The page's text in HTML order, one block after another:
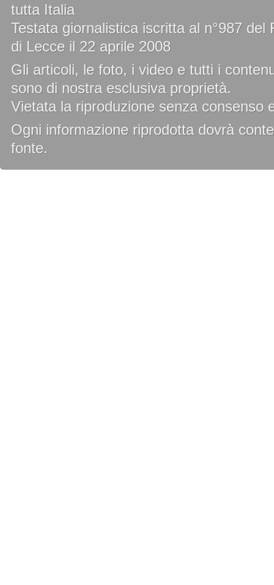
tutta Italia
Testata giornalistica iscritta al n°987
di Lecce il 22 aprile 2008
Gli articoli, le foto, i video e tutti i
sono di nostra esclusiva proprietà.
Vietata la riproduzione senza consenso
Ogni informazione riprodotta dovrà
fonte.